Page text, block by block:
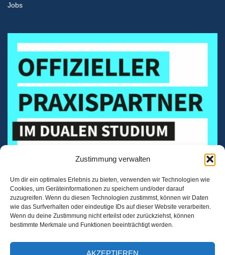
Zustimmung verwalten
Um dir ein optimales Erlebnis zu bieten, verwenden wir Technologien wie
Cookies, um Geräteinformationen zu speichern und/oder darauf
zuzugreifen. Wenn du diesen Technologien zustimmst, können wir Daten
wie das Surfverhalten oder eindeutige IDs auf dieser Website verarbeiten.
Wenn du deine Zustimmung nicht erteilst oder zurückziehst, können
bestimmte Merkmale und Funktionen beeinträchtigt werden.
AKZEPTIEREN
Jobs